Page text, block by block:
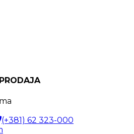
(+381) 62 323-000